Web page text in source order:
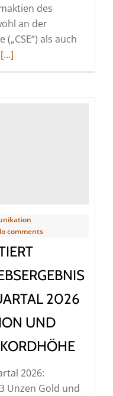
des
an der
als auch
Read
Frankfurter
Wertpapierbörse
bekannt
[…]
comments
2026
UND
2026:
Unzen Gold und